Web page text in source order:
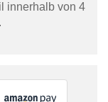
innerhalb von 4